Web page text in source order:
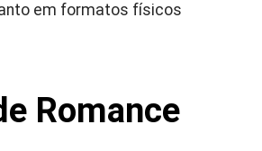
em formatos físicos
Romance